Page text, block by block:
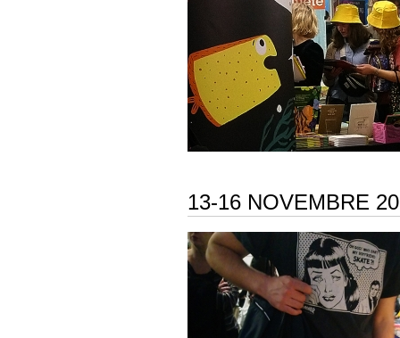
13-16 NOVEMBRE